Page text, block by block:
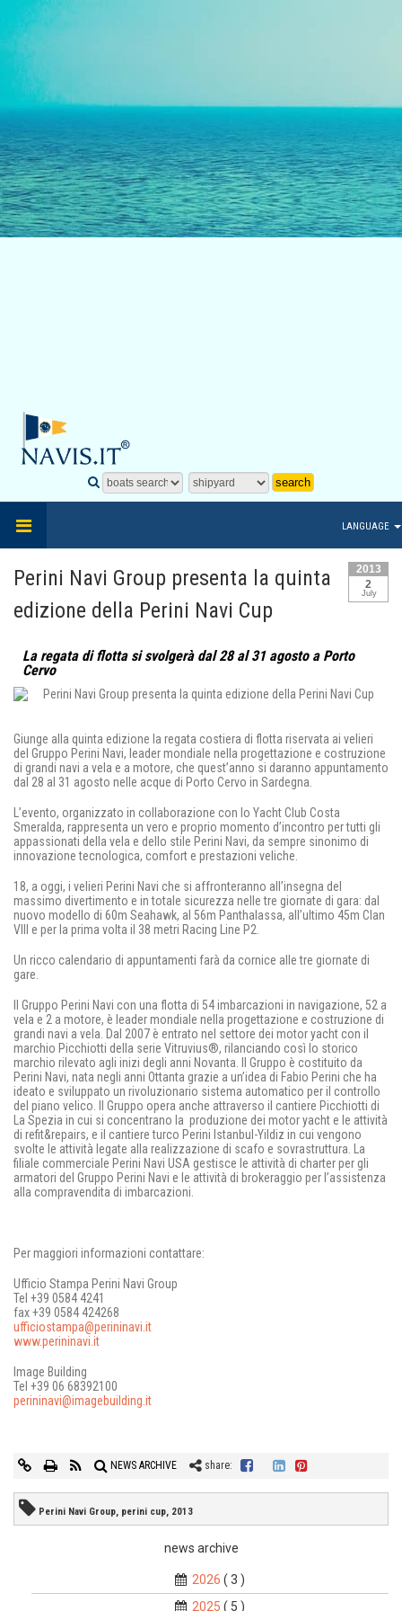
LANGUAGE
2013
2
July
Perini Navi Group presenta la quinta
edizione della Perini Navi Cup
La regata di flotta si svolgerà dal 28 al 31 agosto a Porto
Cervo
Giunge alla quinta edizione la regata costiera di flotta riservata ai velieri
del Gruppo Perini Navi, leader mondiale nella progettazione e costruzione
di grandi navi a vela e a motore, che quest’anno si daranno appuntamento
dal 28 al 31 agosto nelle acque di Porto Cervo in Sardegna.
L’evento, organizzato in collaborazione con lo Yacht Club Costa
Smeralda, rappresenta un vero e proprio momento d’incontro per tutti gli
appassionati della vela e dello stile Perini Navi, da sempre sinonimo di
innovazione tecnologica, comfort e prestazioni veliche.
18, a oggi, i velieri Perini Navi che si affronteranno all’insegna del
massimo divertimento e in totale sicurezza nelle tre giornate di gara: dal
nuovo modello di 60m Seahawk, al 56m Panthalassa, all’ultimo 45m Clan
VIII e per la prima volta il 38 metri Racing Line P2.
Un ricco calendario di appuntamenti farà da cornice alle tre giornate di
gare.
Il Gruppo Perini Navi con una flotta di 54 imbarcazioni in navigazione, 52 a
vela e 2 a motore, è leader mondiale nella progettazione e costruzione di
grandi navi a vela. Dal 2007 è entrato nel settore dei motor yacht con il
marchio Picchiotti della serie Vitruvius®, rilanciando così lo storico
marchio rilevato agli inizi degli anni Novanta. Il Gruppo è costituito da
Perini Navi, nata negli anni Ottanta grazie a un’idea di Fabio Perini che ha
ideato e sviluppato un rivoluzionario sistema automatico per il controllo
del piano velico. Il Gruppo opera anche attraverso il cantiere Picchiotti di
La Spezia in cui si concentrano la produzione dei motor yacht e le attività
di refit&repairs, e il cantiere turco Perini Istanbul-Yildiz in cui vengono
svolte le attività legate alla realizzazione di scafo e sovrastruttura. La
filiale commerciale Perini Navi USA gestisce le attività di charter per gli
armatori del Gruppo Perini Navi e le attività di brokeraggio per l’assistenza
alla compravendita di imbarcazioni.
Per maggiori informazioni contattare:
Ufficio Stampa Perini Navi Group
Tel +39 0584 4241
fax +39 0584 424268
ufficiostampa@perininavi.it
www.perininavi.it
Image Building
Tel +39 06 68392100
perininavi@imagebuilding.it
NEWS ARCHIVE share:
Perini Navi Group, perini cup, 2013
news archive
2026 ( 3 )
2025 ( 5 )